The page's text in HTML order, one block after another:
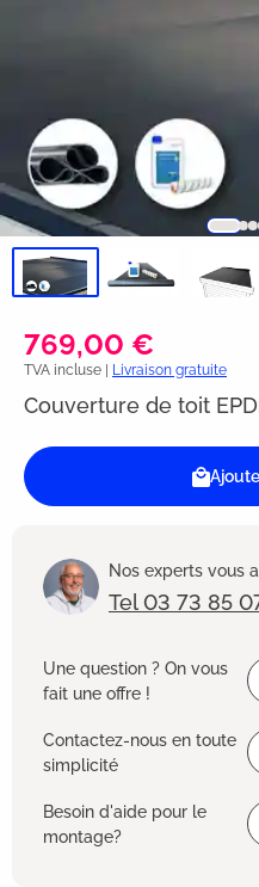
769,00 €
TVA incluse | Livraison gratuite
Couverture de toit
Nos experts vous
Tel 03 73 85
Une question ? On vous
fait une offre !
Contactez-nous en toute
simplicité
Besoin d'aide pour le
montage?